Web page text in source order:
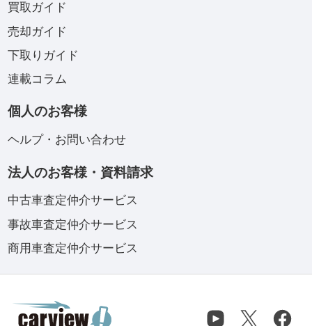
買取ガイド
売却ガイド
下取りガイド
連載コラム
個人のお客様
ヘルプ・お問い合わせ
法人のお客様・資料請求
中古車査定仲介サービス
事故車査定仲介サービス
商用車査定仲介サービス